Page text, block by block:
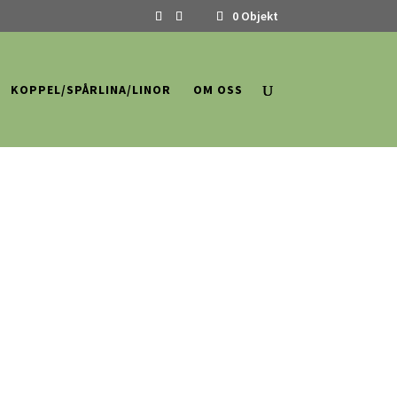
0 Objekt
KOPPEL/SPÅRLINA/LINOR OM OSS